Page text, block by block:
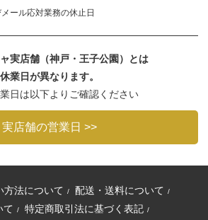
ール応対業務の休止日
実店舗（神戸・王子公園）とは
休業日が異なります。
日は以下よりご確認ください
実店舗の営業日 >>
方法について / 配送・送料について /
て / 特定商取引法に基づく表記 /